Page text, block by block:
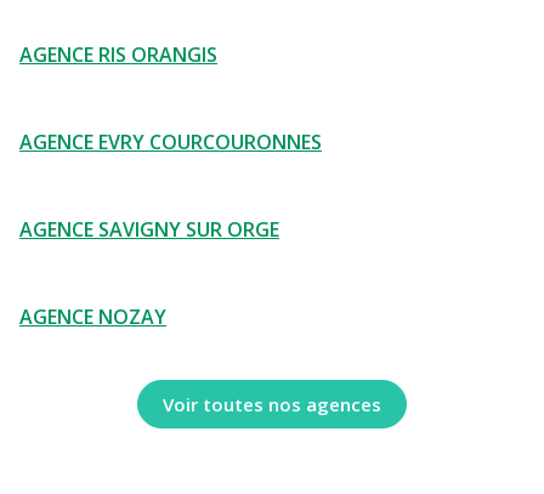
AGENCE RIS ORANGIS
AGENCE EVRY COURCOURONNES
AGENCE SAVIGNY SUR ORGE
AGENCE NOZAY
Voir toutes nos agences